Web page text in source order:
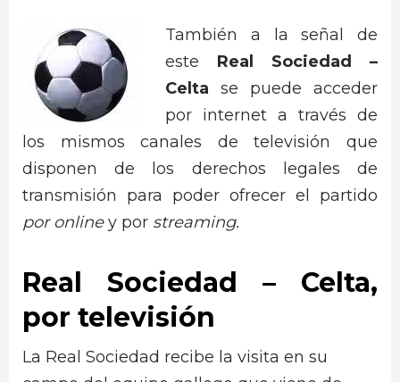
También a la señal de
este Real Sociedad –
Celta se puede acceder
por internet a través de
los mismos canales de televisión que
disponen de los derechos legales de
transmisión para poder ofrecer el partido
por onliney por streaming.
Real Sociedad – Celta,
por televisión
La Real Sociedad recibe la visita en su